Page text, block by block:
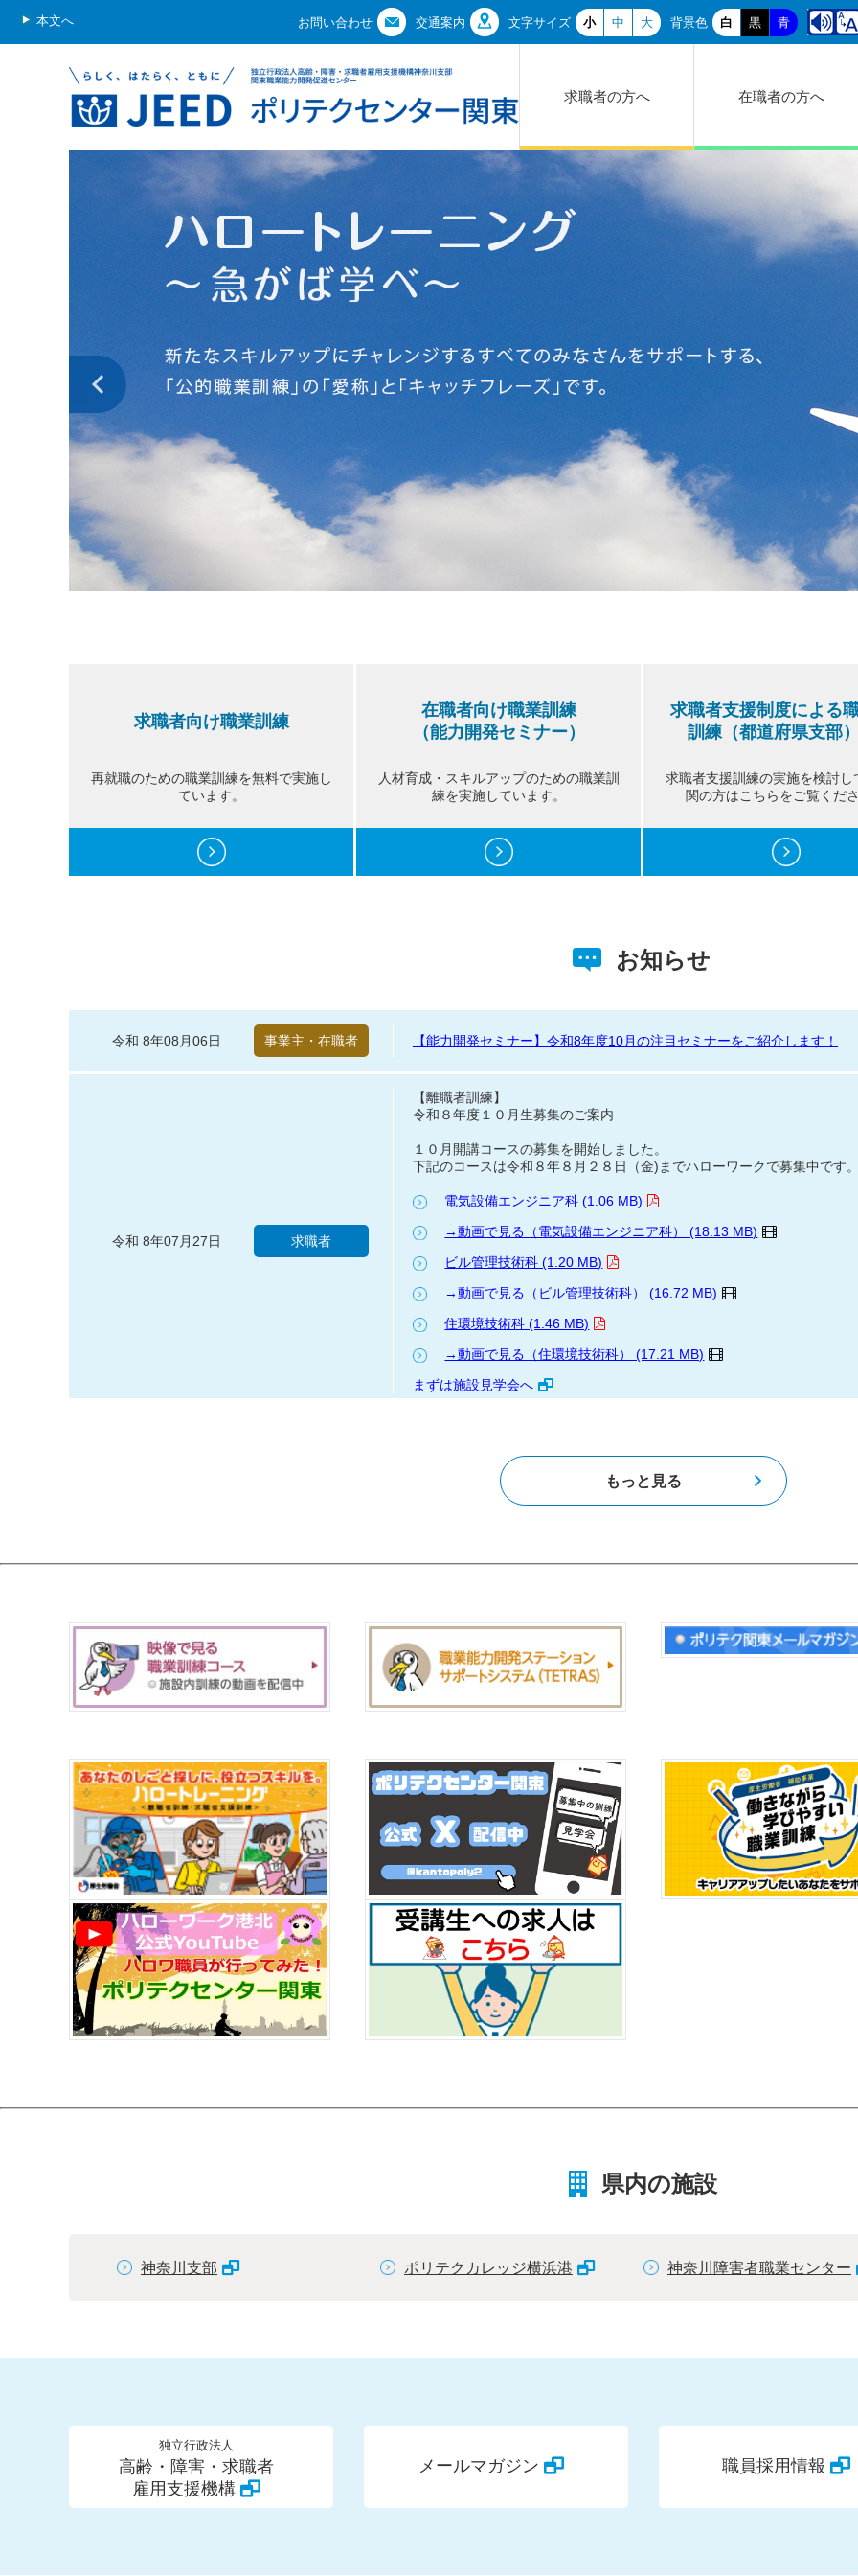
本文へ お問い合わせ 交通案内 文字サイズ 小 中 大 背景色 白 黒 青
求職者の方へ 在職者の方へ
求職者向け職業訓練
再就職のための職業訓練を無料で実施し
ています。
在職者向け職業訓練
（能力開発セミナー）
人材育成・スキルアップのための職業訓
練を実施しています。
求職者支援制度による
訓練（都道府県支部
求職者支援訓練の実施を検討し
関の方はこちらをご覧くだ
お知らせ
令和 8年08月06日 事業主・在職者 【能力開発セミナー】令和8年度10月の注目セミナーをご紹介します！
令和 8年07月27日 求職者
【離職者訓練】
令和８年度１０月生募集のご案内
１０月開講コースの募集を開始しました。
下記のコースは令和８年８月２８日（金)までハローワークで募集中です
電気設備エンジニア科 (1.06 MB)
→動画で見る（電気設備エンジニア科） (18.13 MB)
ビル管理技術科 (1.20 MB)
→動画で見る（ビル管理技術科） (16.72 MB)
住環境技術科 (1.46 MB)
→動画で見る（住環境技術科） (17.21 MB)
まずは施設見学会へ
【生産性向上支援訓練】
生産性向上支援訓練オープンコース（令和８
【生産性向上支援訓練】 生産性向上支援訓練オープンコース（令和８年
令和 8年03月04日 当機構（JEED）の各施設等で勤務する職員の募集について（リンク先は
令和 8年01月21日 求職者 【離職者訓練】 令和８年度 受講生募集パンフレットを公開しました。
令和 7年12月16日 事業主 【生産性向上支援訓練】 令和８年度サブスクリプション型生産性向上支
令和 7年11月27日 事業主
【生産性向上支援訓練】 令和８年度生産性向上支援訓練実施機関募集及
たしました。
令和 7年08月18日 求職者
【ものづくり体験フェアを開催しました】
2025年7月26日（土）、当校にて小学生向けの「ものづくり体験フェア
当日は多くのご家族にご来場いただき、金属加工や木工、電子工作など
このイベントは、ものづくりの楽しさや達成感を体験してもらうことを
た内容となっています。
＞＞令和7年度ものづくり体験フェア活動報告(PDFデータ) (1.25
もっと見る
県内の施設
神奈川支部 ポリテクカレッジ横浜港 神奈川障害者職業センター
独立行政法人
高齢・障害・求職者
雇用支援機構
メールマガジン 職員採用情報